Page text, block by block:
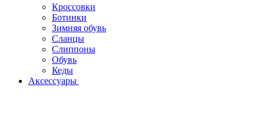
Кроссовки
Ботинки
Зимняя обувь
Сланцы
Слиппоны
Обувь
Кеды
Аксессуары